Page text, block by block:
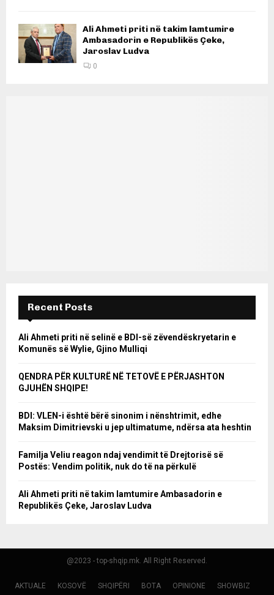
Ali Ahmeti priti në takim lamtumire
Ambasadorin e Republikës Çeke,
Jaroslav Ludva
0
Recent Posts
Ali Ahmeti priti në selinë e BDI-së zëvendëskryetarin e
Komunës së Wylie, Gjino Mulliqi
QENDRA PËR KULTURË NË TETOVË E PËRJASHTON
GJUHËN SHQIPE!
BDI: VLEN-i është bërë sinonim i nënshtrimit, edhe
Maksim Dimitrievski u jep ultimatume, ndërsa ata heshtin
Familja Veliu reagon ndaj vendimit të Drejtorisë së
Postës: Vendim politik, nuk do të na përkulë
Ali Ahmeti priti në takim lamtumire Ambasadorin e
Republikës Çeke, Jaroslav Ludva
@2023 - top-shqip.mk. All Right Reserved.
AKTUALE KOSOVË SHQIPËRI BOTA OPINIONE SHOWBIZ